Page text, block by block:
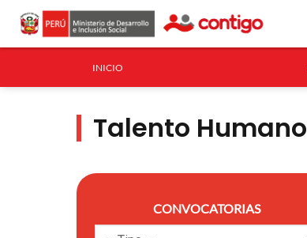
INICIO
Talento Humano
CONVOCATORIAS